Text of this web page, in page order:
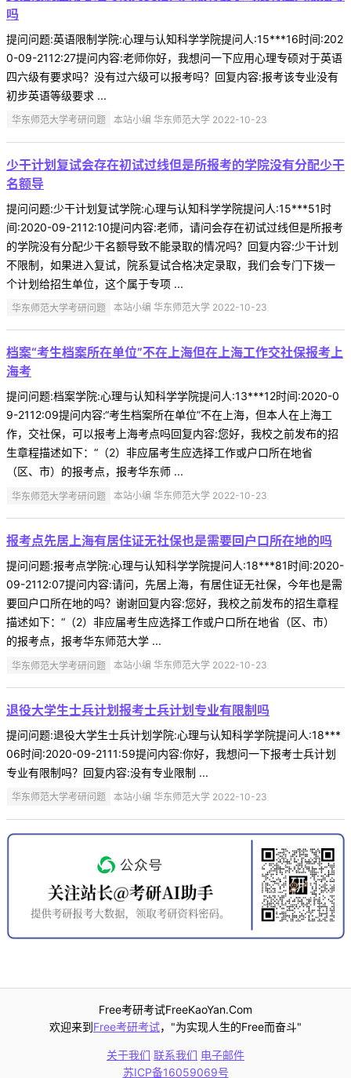
吗
提问问题:英语限制学院:心理与认知科学学院提问人:15***16时间:202
0-09-2112:27提问内容:老师你好，我想问一下应用心理专硕对于英语
四六级有要求吗？没有过六级可以报考吗？回复内容:报考该专业没有
初步英语等级要求 ...
华东师范大学考研问题 本站小编 华东师范大学 2022-10-23
少干计划复试会存在初试过线但是所报考的学院没有分配少干
名额导
提问问题:少干计划复试学院:心理与认知科学学院提问人:15***51时
间:2020-09-2112:10提问内容:老师，请问会存在初试过线但是所报考
的学院没有分配少干名额导致不能录取的情况吗？回复内容:少干计划
不限制，如果进入复试，院系复试合格决定录取，我们会专门下拨一
个计划给招生单位，这个属于专项 ...
华东师范大学考研问题 本站小编 华东师范大学 2022-10-23
档案“考生档案所在单位”不在上海但在上海工作交社保报考上
海考
提问问题:档案学院:心理与认知科学学院提问人:13***12时间:2020-0
9-2112:09提问内容:“考生档案所在单位”不在上海，但本人在上海工
作，交社保，可以报考上海考点吗回复内容:您好，我校之前发布的招
生章程描述如下：“（2）非应届考生应选择工作或户口所在地省
（区、市）的报考点，报考华东师 ...
华东师范大学考研问题 本站小编 华东师范大学 2022-10-23
报考点先居上海有居住证无社保也是需要回户口所在地的吗
提问问题:报考点学院:心理与认知科学学院提问人:18***81时间:2020-
09-2112:07提问内容:请问，先居上海，有居住证无社保，今年也是需
要回户口所在地的吗？谢谢回复内容:您好，我校之前发布的招生章程
描述如下：“（2）非应届考生应选择工作或户口所在地省（区、市）
的报考点，报考华东师范大学 ...
华东师范大学考研问题 本站小编 华东师范大学 2022-10-23
退役大学生士兵计划报考士兵计划专业有限制吗
提问问题:退役大学生士兵计划学院:心理与认知科学学院提问人:18***
06时间:2020-09-2111:59提问内容:你好，我想问一下报考士兵计划
专业有限制吗？回复内容:没有专业限制 ...
华东师范大学考研问题 本站小编 华东师范大学 2022-10-23
Free考研考试FreeKaoYan.Com
欢迎来到Free考研考试，"为实现人生的Free而奋斗"
关于我们 联系我们 电子邮件
苏ICP备16059069号